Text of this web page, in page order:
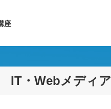
座
IT・Webメディア